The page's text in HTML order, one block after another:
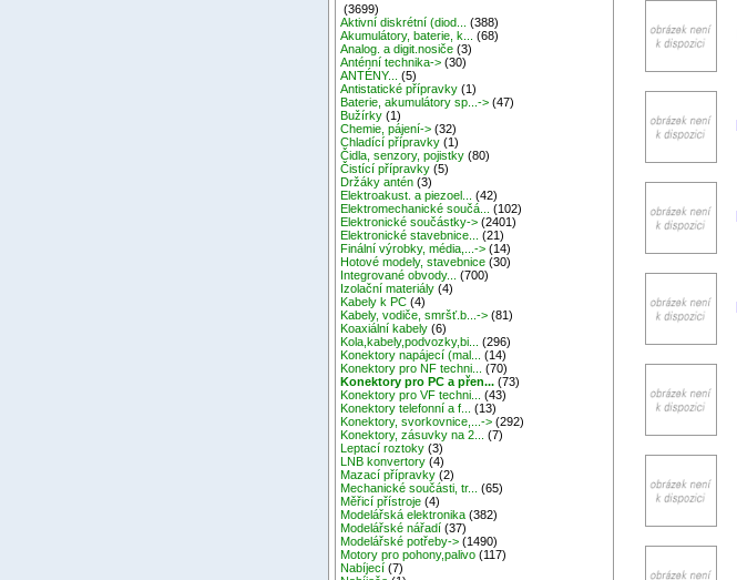
(3699)
Aktivní diskrétní (diod...
(388)
Akumulátory, baterie, k...
(68)
Analog. a digit.nosiče (3)
Anténní technika-> (30)
ANTÉNY...
(5)
Antistatické přípravky (1)
Baterie, akumulátory sp...-> (47)
Bužírky (1)
Chemie, pájení-> (32)
Chladící přípravky (1)
Čidla, senzory, pojistky (80)
Čistící přípravky (5)
Držáky antén (3)
Elektroakust. a piezoel...
(42)
Elektromechanické součá...
(102)
Elektronické součástky-> (2401)
Elektronické stavebnice...
(21)
Finální výrobky, média,...-> (14)
Hotové modely, stavebnice (30)
Integrované obvody...
(700)
Izolační materiály (4)
Kabely k PC (4)
Kabely, vodiče, smršť.b...-> (81)
Koaxiální kabely (6)
Kola,kabely,podvozky,bi...
(296)
Konektory napájecí (mal...
(14)
Konektory pro NF techni...
(70)
Konektory pro PC a přen... (73)
Konektory pro VF techni...
(43)
Konektory telefonní a f...
(13)
Konektory, svorkovnice,...-> (292)
Konektory, zásuvky na 2...
(7)
Leptací roztoky (3)
LNB konvertory (4)
Mazací přípravky (2)
Mechanické součásti, tr...
(65)
Měřicí přístroje (4)
Modelářská elektronika (382)
Modelářské nářadí (37)
Modelářské potřeby-> (1490)
Motory pro pohony,palivo (117)
Nabíjecí (7)